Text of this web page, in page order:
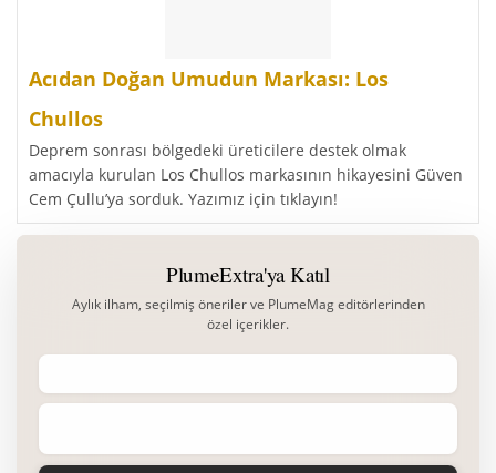
Acıdan Doğan Umudun Markası: Los
Chullos
Deprem sonrası bölgedeki üreticilere destek olmak
amacıyla kurulan Los Chullos markasının hikayesini Güven
Cem Çullu’ya sorduk. Yazımız için tıklayın!
PlumeExtra'ya Katıl
Aylık ilham, seçilmiş öneriler ve PlumeMag editörlerinden
özel içerikler.